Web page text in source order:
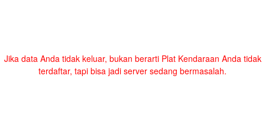
Jika data Anda tidak keluar, bukan berarti Plat Kendaraan Anda tidak
terdaftar, tapi bisa jadi server sedang bermasalah.